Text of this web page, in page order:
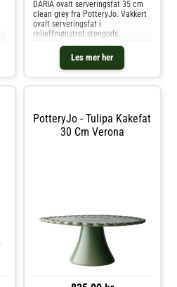
Les mer her
DARIA ovalt serveringsfat 35 cm
clean grey fra PotteryJo. Vakkert
ovalt serveringsfat i
relieffmønstret stengods.
PotteryJo er laget med omhu i
høykvalitets steintøy og keramikk -
skapt, brent og håndlaget i
Portugal, designet i Sverige. Den
PotteryJo - Tulipa Kakefat
30 Cm Verona